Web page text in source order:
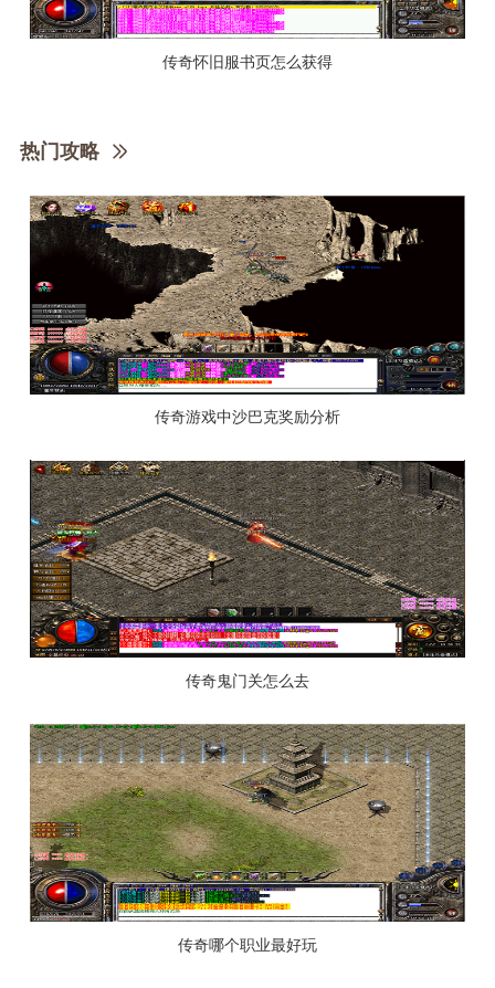
传奇怀旧服书页怎么获得
热门攻略
传奇游戏中沙巴克奖励分析
传奇鬼门关怎么去
传奇哪个职业最好玩